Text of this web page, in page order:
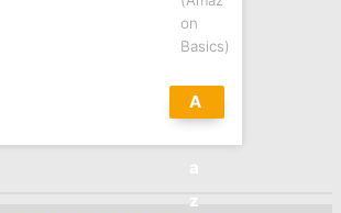
on
Basics)
A
z